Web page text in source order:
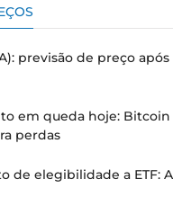
previsão de preço
em queda hoje: Bitcoin
perdas
de elegibilidade a ETF: